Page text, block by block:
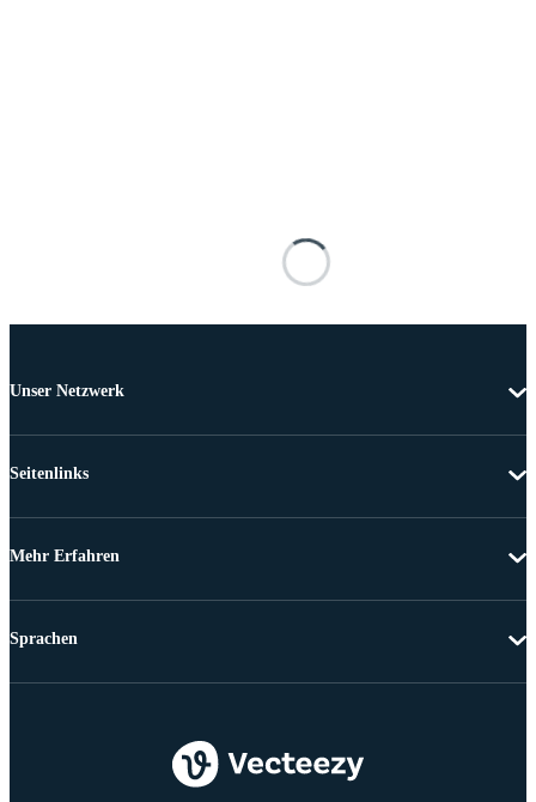
Unser Netzwerk
Seitenlinks
Mehr Erfahren
Sprachen